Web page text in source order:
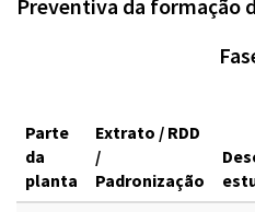
Preventiva da formação
Parte
da
planta
Extrato / RDD
/
Padronização